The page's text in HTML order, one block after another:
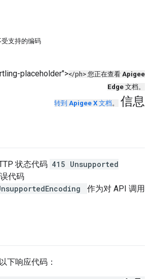
支持的编码
placeholder"></ph> 您正在查看 Apigee
Edge 文档。
转到 Apigee X 文档。 信息
状态代码 415 Unsupported
误代码
作为对 API 调用
下响应代码：